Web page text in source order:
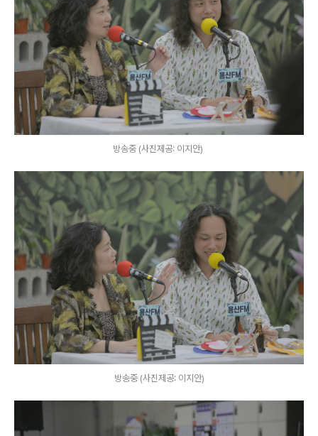
방송중 (사진제공: 이지안)
방송중 (사진제공: 이지안)